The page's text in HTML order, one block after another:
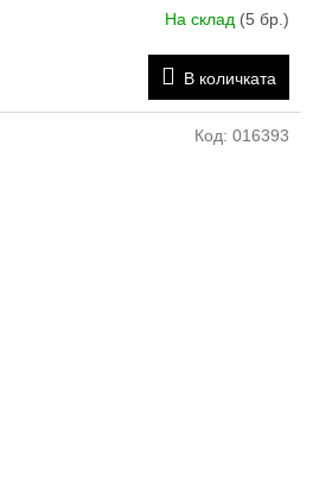
На склад (5 бр.)
В количката
Код: 016393